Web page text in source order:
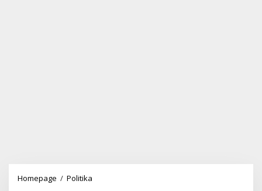
Homepage / Politika